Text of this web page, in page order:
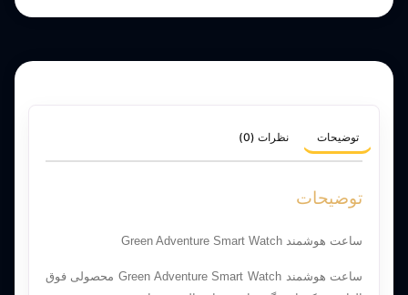
توضیحات نظرات (0)
توضیحات
ساعت هوشمند Green Adventure Smart Watch
ساعت هوشمند Green Adventure Smart Watch محصولی فوق